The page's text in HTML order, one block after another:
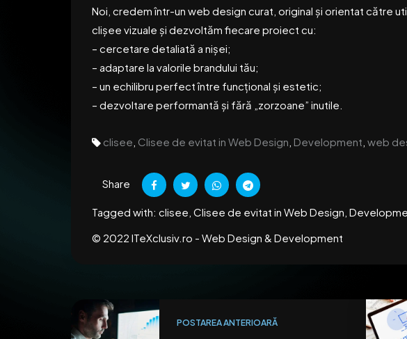
Noi, credem într-un web design curat, original și orientat către
clișee vizuale și dezvoltăm fiecare proiect cu:
– cercetare detaliată a nișei;
– adaptare la valorile brandului tău;
– un echilibru perfect între funcțional și estetic;
– dezvoltare performantă și fără „zorzoane” inutile.
clisee Clisee de evitat in Web Design Development web
Share
Tagged with: clisee, Clisee de evitat in Web Design,
© 2022 ITeXclusiv.ro - Web Design & Development
POSTAREA ANTERIOARĂ